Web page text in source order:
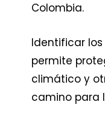
Colombia.
Identificar
permite
climático y
camino para